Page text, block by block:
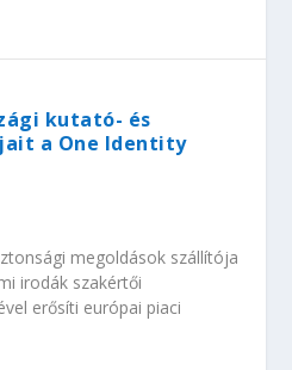
kutató- és
a One Identity
megoldások szállítója
irodák szakértői
erősíti európai piaci